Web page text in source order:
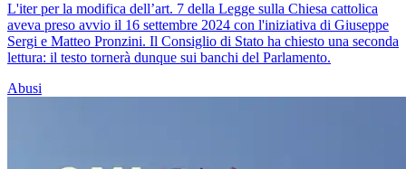
L'iter per la modifica dell’art. 7 della Legge sulla Chiesa cattolica
aveva preso avvio il 16 settembre 2024 con l'iniziativa di Giuseppe
Sergi e Matteo Pronzini. Il Consiglio di Stato ha chiesto una seconda
lettura: il testo tornerà dunque sui banchi del Parlamento.
Abusi